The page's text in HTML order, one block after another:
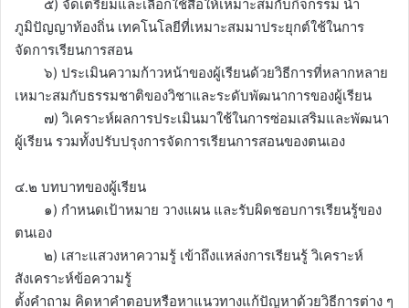
๕) จัดเตรียมและเลือกใช้สื่อให้เหมาะสมกับกิจกรรม นำ
ภูมิปัญญาท้องถิ่น เทคโนโลยีที่เหมาะสมมาประยุกต์ใช้ในการ
จัดการเรียนการสอน
๖) ประเมินความก้าวหน้าของผู้เรียนด้วยวิธีการที่หลากหลาย
เหมาะสมกับธรรมชาติของวิชาและระดับพัฒนาการของผู้เรียน
๗) วิเคราะห์ผลการประเมินมาใช้ในการซ่อมเสริมและพัฒนา
ผู้เรียน รวมทั้งปรับปรุงการจัดการเรียนการสอนของตนเอง
๔.๒ บทบาทของผู้เรียน
๑) กำหนดเป้าหมาย วางแผน และรับผิดชอบการเรียนรู้ของ
ตนเอง
๒) เสาะแสวงหาความรู้ เข้าถึงแหล่งการเรียนรู้ วิเคราะห์
สังเคราะห์ข้อความรู้
ตั้งคำถาม คิดหาคำตอบหรือหาแนวทางแก้ปัญหาด้วยวิธีการต่าง ๆ